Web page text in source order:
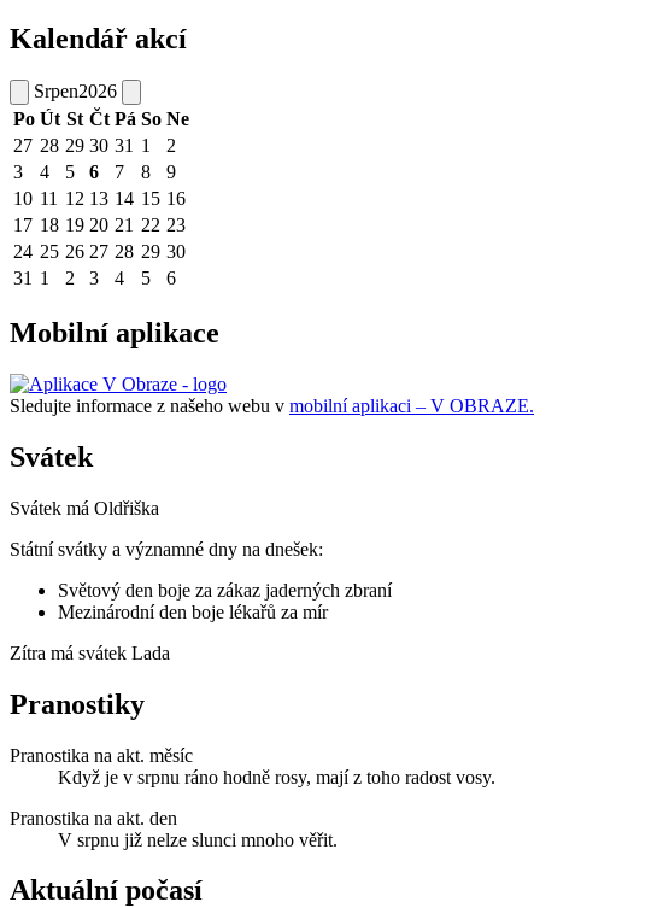
Kalendář akcí
Srpen2026
Po Út St Čt Pá So Ne
27 28 29 30 31 1
2
3
4 5 6 7 8
9
10 11 12 13 14 15 16
17 18 19 20 21 22 23
24 25 26 27 28 29 30
31 1 2 3 4 5 6
Mobilní aplikace
Sledujte informace z našeho webu v mobilní aplikaci – V OBRAZE.
Svátek
Svátek má Oldřiška
Státní svátky a významné dny na dnešek:
Světový den boje za zákaz jaderných zbraní
Mezinárodní den boje lékařů za mír
Zítra má svátek Lada
Pranostiky
Pranostika na akt. měsíc
Když je v srpnu ráno hodně rosy, mají z toho radost vosy.
Pranostika na akt. den
V srpnu již nelze slunci mnoho věřit.
Aktuální počasí